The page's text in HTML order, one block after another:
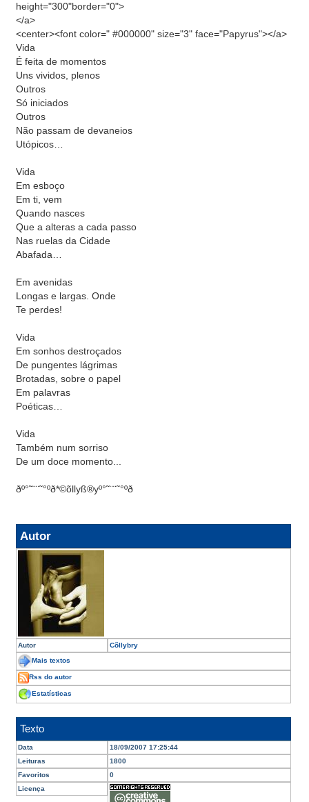
height="300"border="0">
</a>
<center><font color=" #000000" size="3" face="Papyrus"></a>
Vida
É feita de momentos
Uns vividos, plenos
Outros
Só iniciados
Outros
Não passam de devaneios
Utópicos…
Vida
Em esboço
Em ti, vem
Quando nasces
Que a alteras a cada passo
Nas ruelas da Cidade
Abafada…
Em avenidas
Longas e largas. Onde
Te perdes!
Vida
Em sonhos destroçados
De pungentes lágrimas
Brotadas, sobre o papel
Em palavras
Poéticas…
Vida
Também num sorriso
De um doce momento...
ðº°˜¨¨˜°ºð*©õllyß®yº°˜¨¨˜°ºð
Autor
Autor Cõllybry
Mais textos
Rss do autor
Estatísticas
Texto
Data
18/09/2007 17:25:44
Leituras
1800
Favoritos
0
Licença